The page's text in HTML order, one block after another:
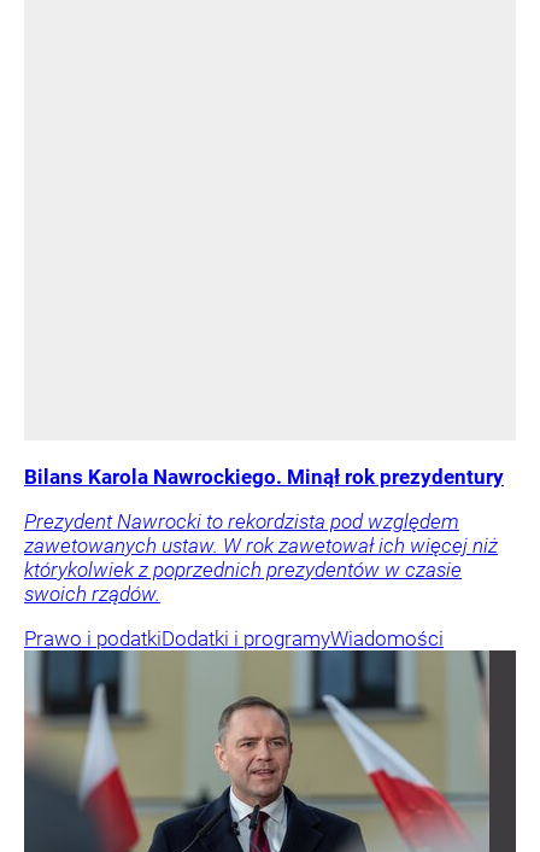
Bilans Karola Nawrockiego. Minął rok prezydentury
Prezydent Nawrocki to rekordzista pod względem
zawetowanych ustaw. W rok zawetował ich więcej niż
którykolwiek z poprzednich prezydentów w czasie
swoich rządów.
Prawo i podatkiDodatki i programyWiadomości